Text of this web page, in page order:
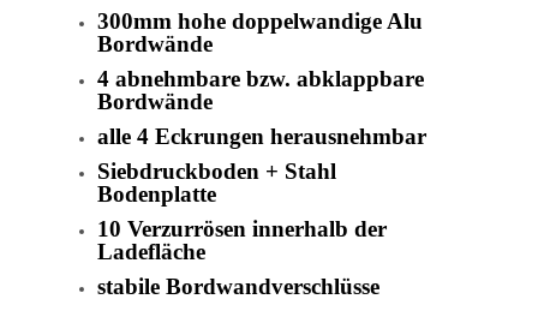
300mm hohe doppelwandige Alu
Bordwände
4 abnehmbare bzw. abklappbare
Bordwände
alle 4 Eckrungen herausnehmbar
Siebdruckboden + Stahl
Bodenplatte
10 Verzurrösen innerhalb der
Ladefläche
stabile Bordwandverschlüsse